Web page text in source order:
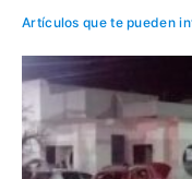
Artículos que te pueden